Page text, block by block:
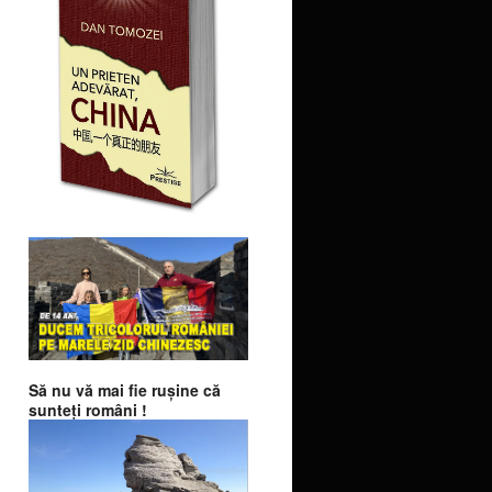
Să nu vă mai fie ruşine că
sunteţi români !